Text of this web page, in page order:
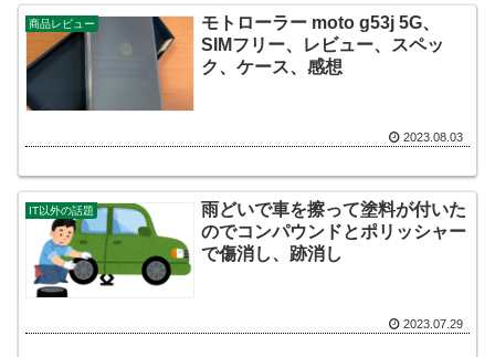
商品レビュー
モトローラー moto g53j 5G、
SIMフリー、レビュー、スペッ
ク、ケース、感想
2023.08.03
IT以外の話題
雨どいで車を擦って塗料が付いた
のでコンパウンドとポリッシャー
で傷消し、跡消し
2023.07.29